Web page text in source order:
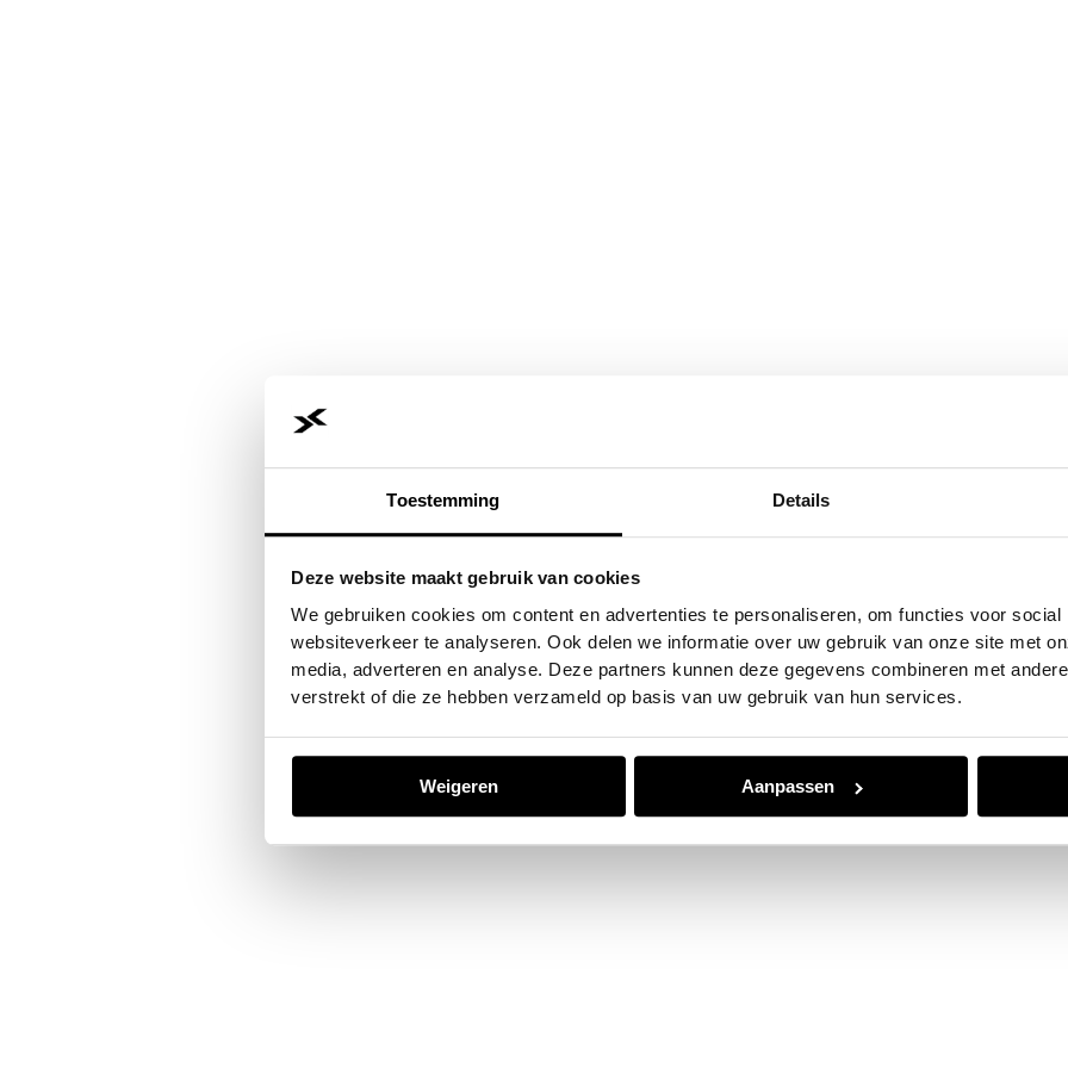
Toestemming Details
Deze website maakt gebruik van cookies
We gebruiken cookies om content en advertenties te personaliseren, om functies voor
websiteverkeer te analyseren. Ook delen we informatie over uw gebruik van onze site met
media, adverteren en analyse. Deze partners kunnen deze gegevens combineren met
verstrekt of die ze hebben verzameld op basis van uw gebruik van hun services.
Weigeren Aanpassen
Application error: aclient-side exception has occurred while loadingwww.jvk.nl(see the